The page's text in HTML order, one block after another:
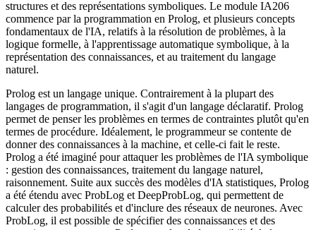
structures et des représentations symboliques. Le module IA206
commence par la programmation en Prolog, et plusieurs concepts
fondamentaux de l'IA, relatifs à la résolution de problèmes, à la
logique formelle, à l'apprentissage automatique symbolique, à la
représentation des connaissances, et au traitement du langage
naturel.
Prolog est un langage unique. Contrairement à la plupart des
langages de programmation, il s'agit d'un langage déclaratif. Prolog
permet de penser les problèmes en termes de contraintes plutôt qu'en
termes de procédure. Idéalement, le programmeur se contente de
donner des connaissances à la machine, et celle-ci fait le reste.
Prolog a été imaginé pour attaquer les problèmes de l'IA symbolique
: gestion des connaissances, traitement du langage naturel,
raisonnement. Suite aux succès des modèles d'IA statistiques, Prolog
a été étendu avec ProbLog et DeepProbLog, qui permettent de
calculer des probabilités et d'inclure des réseaux de neurones. Avec
ProbLog, il est possible de spécifier des connaissances et des